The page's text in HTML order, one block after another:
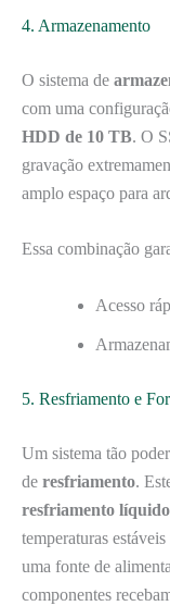
4. Armazenamento
O sistema de
com uma
HDD de 10 TB. O
gravação
amplo espaço para
Essa combinação
Acesso
5. Resfriamento e
Um sistema tão
de resfriamento.
resfriamento
temperaturas
uma fonte de
componentes